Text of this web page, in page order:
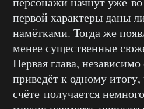
первой характеры даны
намётками. Тогда же
менее существенные
Первая глава,
приведёт к одному
счёте получается